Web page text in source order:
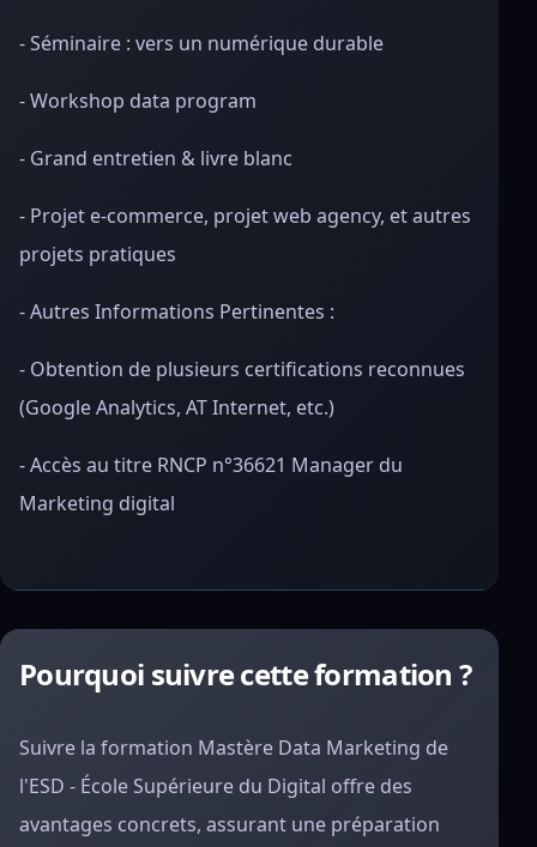
- Séminaire : vers un numérique durable
- Workshop data program
- Grand entretien & livre blanc
- Projet e-commerce, projet web agency, et autres
projets pratiques
- Autres Informations Pertinentes :
- Obtention de plusieurs certifications reconnues
(Google Analytics, AT Internet, etc.)
- Accès au titre RNCP n°36621 Manager du
Marketing digital
Pourquoi suivre cette formation ?
Suivre la formation Mastère Data Marketing de
l'ESD - École Supérieure du Digital offre des
avantages concrets, assurant une préparation